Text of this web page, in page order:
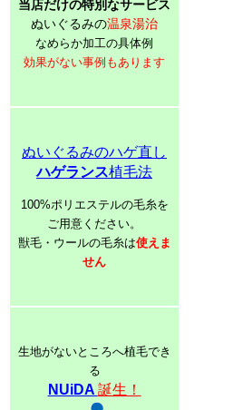
当店だけの特別なサービス
ぬいぐるみの温泉湯治
なめらか加工の具体例
効果がない事例もあります
ぬいぐるみのハゲ直し
ハゲランス植毛法
100%ポリエステルの毛糸を
ご用意ください。
獣毛・ウールの毛糸は使えま
せん
生地がないところへ植毛でき
る
NUiDA 誕生！